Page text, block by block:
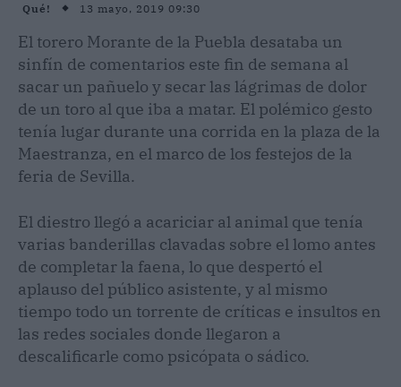
Qué! 13 mayo, 2019 09:30
El torero Morante de la Puebla desataba un
sinfín de comentarios este fin de semana al
sacar un pañuelo y secar las lágrimas de dolor
de un toro al que iba a matar. El polémico gesto
tenía lugar durante una corrida en la plaza de la
Maestranza, en el marco de los festejos de la
feria de Sevilla.
El diestro llegó a acariciar al animal que tenía
varias banderillas clavadas sobre el lomo antes
de completar la faena, lo que despertó el
aplauso del público asistente, y al mismo
tiempo todo un torrente de críticas e insultos en
las redes sociales donde llegaron a
descalificarle como psicópata o sádico.